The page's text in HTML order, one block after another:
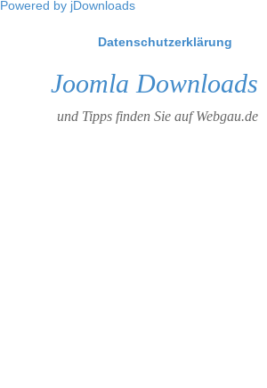
Powered by jDownloads
Datenschutzerklärung
Joomla Downloads
und Tipps finden Sie auf Webgau.de